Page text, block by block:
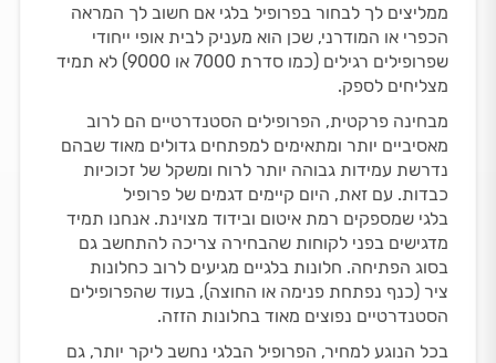
ממליצים לך לבחור בפרופיל בלגי אם חשוב לך המראה
הכפרי או המודרני, שכן הוא מעניק לבית אופי ייחודי
שפרופילים רגילים (כמו סדרת 7000 או 9000) לא תמיד
מצליחים לספק.
מבחינה פרקטית, הפרופילים הסטנדרטיים הם לרוב
מאסיביים יותר ומתאימים למפתחים גדולים מאוד שבהם
נדרשת עמידות גבוהה יותר לרוח ומשקל של זכוכיות
כבדות. עם זאת, היום קיימים דגמים של פרופיל
בלגי שמספקים רמת איטום ובידוד מצוינת. אנחנו תמיד
מדגישים בפני לקוחות שהבחירה צריכה להתחשב גם
בסוג הפתיחה. חלונות בלגיים מגיעים לרוב כחלונות
ציר (כנף נפתחת פנימה או החוצה), בעוד שהפרופילים
הסטנדרטיים נפוצים מאוד בחלונות הזזה.
בכל הנוגע למחיר, הפרופיל הבלגי נחשב ליקר יותר, גם